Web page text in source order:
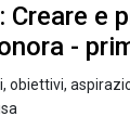
Creare e
-
obiettivi,